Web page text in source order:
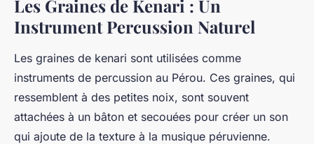
Les Graines de Kenari : Un
Instrument Percussion Naturel
Les graines de kenari sont utilisées comme
instruments de percussion au Pérou. Ces graines, qui
ressemblent à des petites noix, sont souvent
attachées à un bâton et secouées pour créer un son
qui ajoute de la texture à la musique péruvienne.